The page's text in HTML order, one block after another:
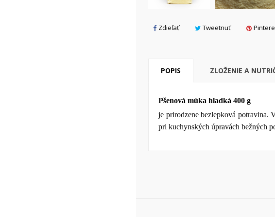
Zdieľať Tweetnuť
POPIS ZLOŽENIE A
Pšenová múka hladká 400 g
je prirodzene bezlepková potravina.
pri kuchynských úpravách bežných
add_circle_outline Vytvoriť nový